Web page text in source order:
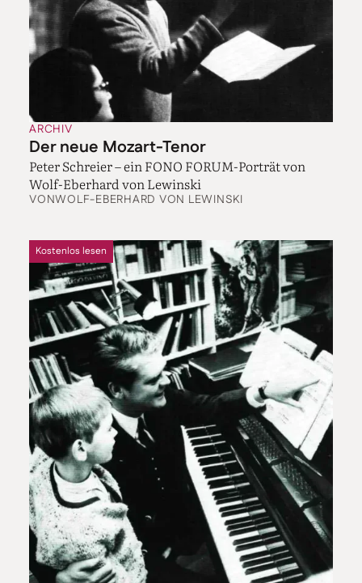
ARCHIV
Der neue Mozart-Tenor
Peter Schreier – ein FONO FORUM-Porträt von
Wolf-Eberhard von Lewinski
VONWOLF-EBERHARD VON LEWINSKI
Kostenlos lesen